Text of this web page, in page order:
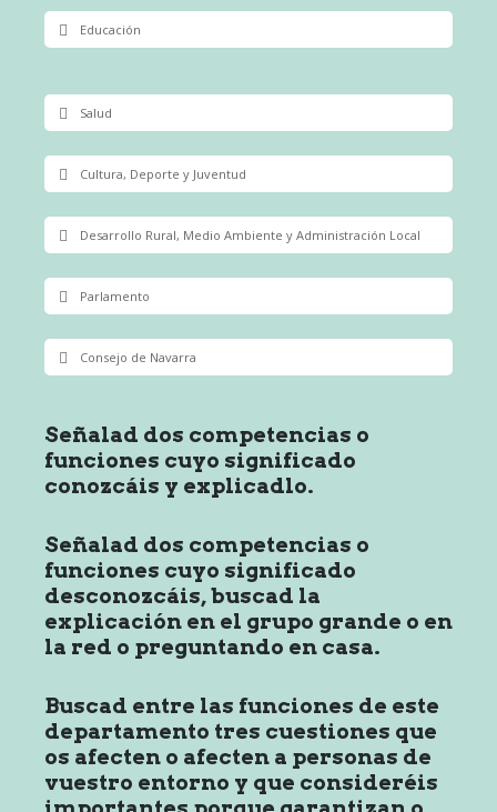
Educación
Salud
Cultura, Deporte y Juventud
Desarrollo Rural, Medio Ambiente y Administración Local
Parlamento
Consejo de Navarra
Señalad dos competencias o
funciones cuyo significado
conozcáis y explicadlo.
Señalad dos competencias o
funciones cuyo significado
desconozcáis, buscad la
explicación en el grupo grande o en
la red o preguntando en casa.
Buscad entre las funciones de este
departamento tres cuestiones que
os afecten o afecten a personas de
vuestro entorno y que consideréis